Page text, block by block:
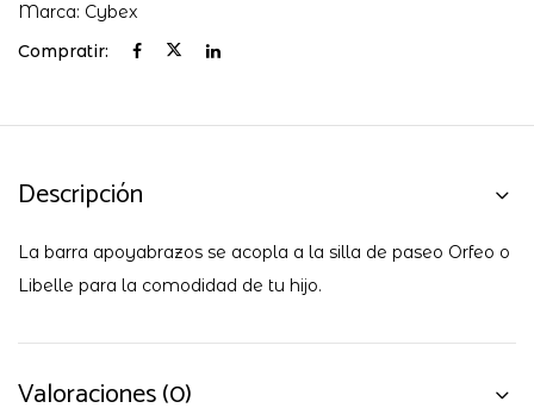
Marca: Cybex
Compratir:
Descripción
La barra apoyabrazos se acopla a la silla de paseo Orfeo o
Libelle para la comodidad de tu hijo.
Valoraciones (0)